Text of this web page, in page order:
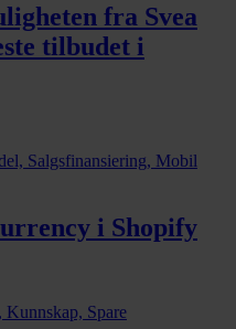
fra Svea
tilbudet i
Salgsfinansiering, Mobil
i Shopify
Kunnskap, Spare